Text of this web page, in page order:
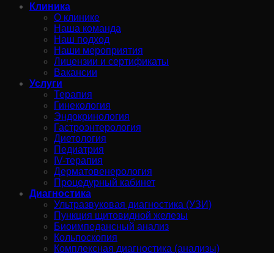
Клиника
О клинике
Наша команда
Наш подход
Наши мероприятия
Лицензии и сертификаты
Вакансии
Услуги
Терапия
Гинекология
Эндокринология
Гастроэнтерология
Диетология
Педиатрия
IV-терапия
Дерматовенерология
Процедурный кабинет
Диагностика
Ультразвуковая диагностика (УЗИ)
Пункция щитовидной железы
Биоимпедансный анализ
Кольпоскопия
Комплексная диагностика (анализы)